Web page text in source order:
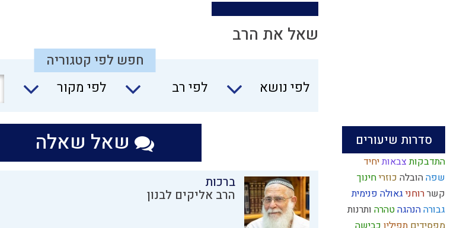
סדרות שיעורים
התדבקותצבאותיחיד
שפההובלה כוזריחינוך
קשררוחני גאולה פנימית
גבורההנהגהטהרה ותרנות
שאל את הרב
חפש לפי קטגוריה
לפי נושא
לפי רב לפי מקור
שאל שאלה
ברכות
הרב אליקים לבנון